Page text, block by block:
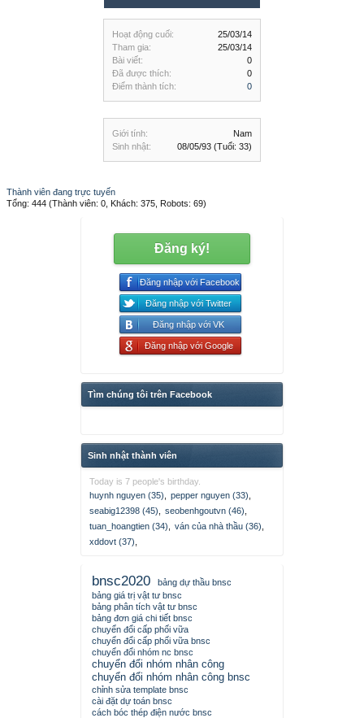
Hoạt động cuối:
25/03/14
Tham gia:
25/03/14
Bài viết:
0
Đã được thích:
0
Điểm thành tích:
0
Giới tính:
Nam
Sinh nhật:
08/05/93 (Tuổi: 33)
Thành viên đang trực tuyến
Tổng: 444 (Thành viên: 0, Khách: 375, Robots: 69)
Đăng ký!
Đăng nhập với Facebook
Đăng nhập với Twitter
Đăng nhập với VK
Đăng nhập với Google
Tìm chúng tôi trên Facebook
Sinh nhật thành viên
Today is 7 people's birthday.
huynh nguyen (35)
pepper nguyen (33)
seabig12398 (45)
seobenhgoutvn (46)
tuan_hoangtien (34)
ván của nhà thầu (36)
xddovt (37)
bnsc2020
bảng dự thầu bnsc
bảng giá trị vật tư bnsc
bảng phân tích vật tư bnsc
bảng đơn giá chi tiết bnsc
chuyển đổi cấp phối vữa
chuyển đổi cấp phối vữa bnsc
chuyển đổi nhóm nc bnsc
chuyển đổi nhóm nhân công
chuyển đổi nhóm nhân công bnsc
chỉnh sửa template bnsc
cài đặt dự toán bnsc
cách bóc thép điện nước bnsc